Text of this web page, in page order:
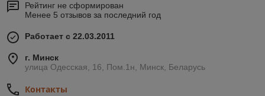
Рейтинг не сформирован
Менее 5 отзывов за последний год
Работает с 22.03.2011
г. Минск
улица Одесская, 16, Пом.1н, Минск, Беларусь
Контакты